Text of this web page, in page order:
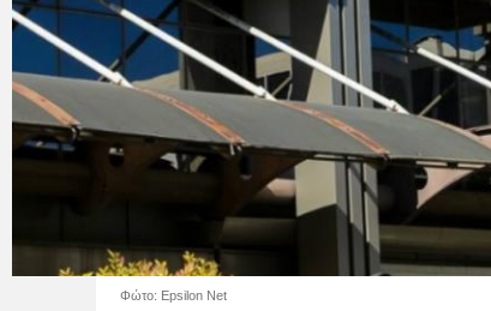
Φώτο: Epsilon Net